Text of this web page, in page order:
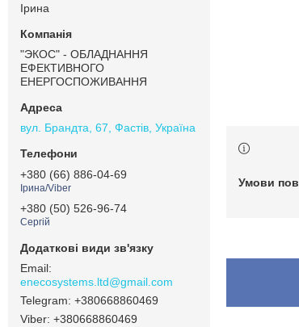
Ірина
"ЭКОС" - ОБЛАДНАННЯ
ЕФЕКТИВНОГО
ЕНЕРГОСПОЖИВАННЯ
вул. Брандта, 67, Фастів, Україна
+380 (66) 886-04-69
Ірина/Viber
+380 (50) 526-96-74
Сергій
enecosystems.ltd@gmail.com
+380668860469
+380668860469